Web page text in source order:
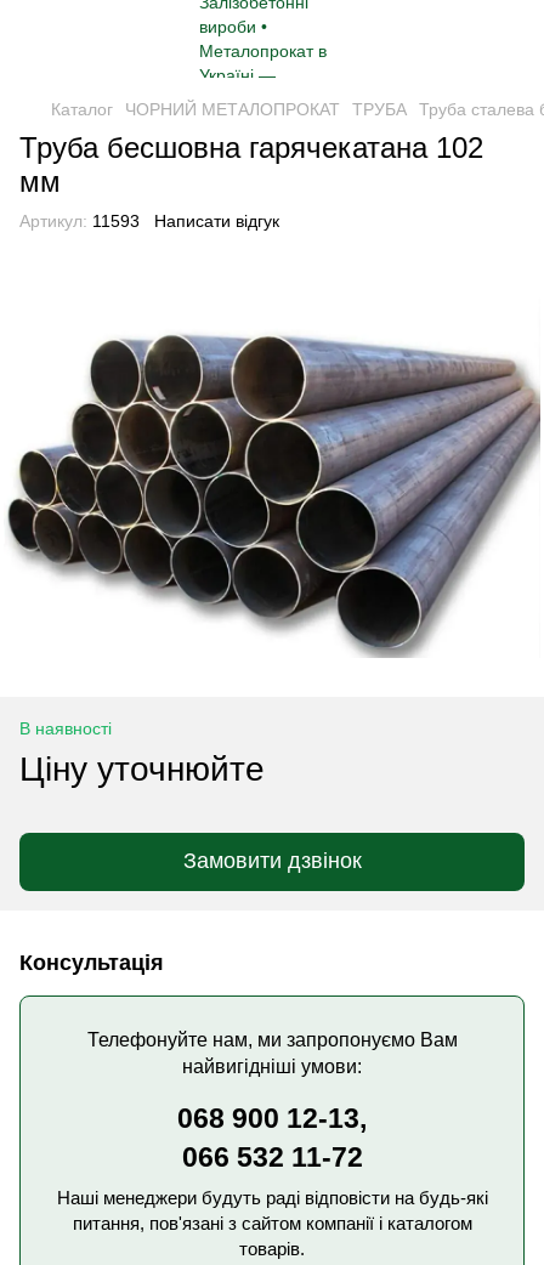
Каталог ЧОРНИЙ МЕТАЛОПРОКАТ ТРУБА Труба сталева
Труба бесшовна гарячекатана 102
мм
Артикул: 11593 Написати відгук
В наявності
Ціну уточнюйте
Замовити дзвінок
Консультація
Телефонуйте нам, ми запропонуємо Вам
найвигідніші умови:
068 900 12-13,
066 532 11-72
Наші менеджери будуть раді відповісти на будь-які
питання, пов'язані з сайтом компанії і каталогом
товарів.